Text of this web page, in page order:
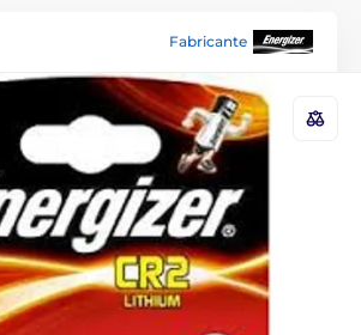
Fabricante